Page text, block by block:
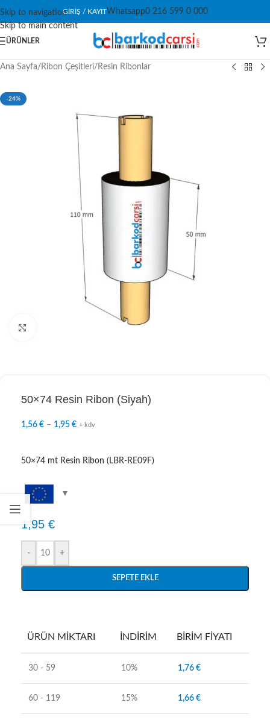
Skip to navigation
Skip to main content
GIRIŞ / KAYITWhatsapp0 216 599 0 000
ÜRÜNLER
Ana Sayfa/ Ribon Çeşitleri/ Resin Ribonlar
-24%
50×74 Resin Ribon (Siyah)
1,56 € – 1,95 € + kdv
50×74 mt Resin Ribon (LBR-RE09F)
1,95 €
- +
SEPETE EKLE
ÜRÜN MIKTARI İNDIRIM BIRIM FIYATI
30 - 59 10% 1,76 €
60 - 119 15% 1,66 €